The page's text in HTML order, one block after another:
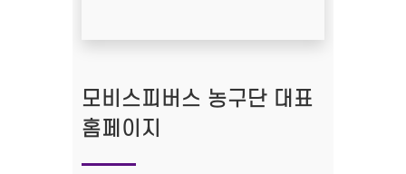
모비스피버스 농구단 대표
홈페이지